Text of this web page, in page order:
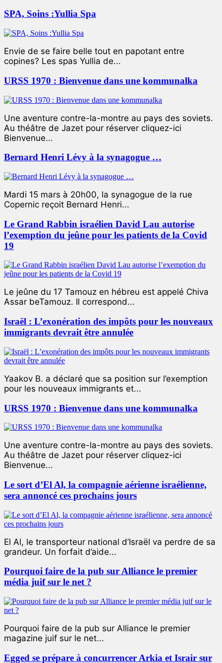
SPA, Soins :Yullia Spa
Envie de se faire belle tout en papotant entre
copines? Les spas Yullia de...
URSS 1970 : Bienvenue dans une kommunalka
Une aventure contre-la-montre au pays des soviets.
Au théâtre de Jazet pour réserver cliquez-ici
Bienvenue...
Bernard Henri Lévy à la synagogue …
Mardi 15 mars à 20h00, la synagogue de la rue
Copernic reçoit Bernard Henri...
Le Grand Rabbin israélien David Lau autorise
l’exemption du jeûne pour les patients de la Covid
19
Le jeûne du 17 Tamouz en hébreu est appelé Chiva
Assar beTamouz. Il correspond...
Israël : L’exonération des impôts pour les nouveaux
immigrants devrait être annulée
Yaakov B. a déclaré que sa position sur l’exemption
pour les nouveaux immigrants et...
URSS 1970 : Bienvenue dans une kommunalka
Une aventure contre-la-montre au pays des soviets.
Au théâtre de Jazet pour réserver cliquez-ici
Bienvenue...
Le sort d’El Al, la compagnie aérienne israélienne,
sera annoncé ces prochains jours
El Al, le transporteur national d’Israël va perdre de sa
grandeur. Un forfait d’aide...
Pourquoi faire de la pub sur Alliance le premier
média juif sur le net ?
Pourquoi faire de la pub sur Alliance le premier
magazine juif sur le net...
Egged se prépare à concurrencer Arkia et Israir sur